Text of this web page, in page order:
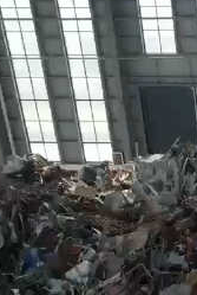
Kerucut
VSI